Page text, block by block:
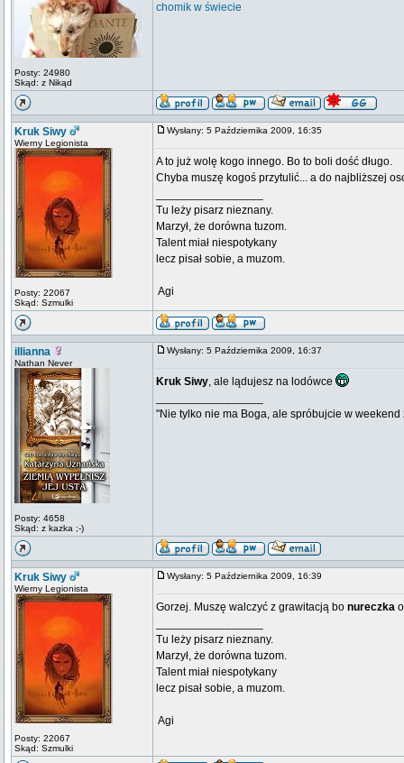
Posty: 24980
Skąd: z Nikąd
chomik w świecie
Kruk Siwy
Wierny Legionista
Posty: 22067
Skąd: Szmulki
Wysłany: 5 Października 2009, 16:35
A to już wolę kogo innego. Bo to boli dość długo.
Chyba muszę kogoś przytulić... a do najbliższej
Tu leży pisarz nieznany.
Marzył, że dorówna tuzom.
Talent miał niespotykany
lecz pisał sobie, a muzom.
 Agi
illianna
Nathan Never
Posty: 4658
Skąd: z kazka ;-)
Wysłany: 5 Października 2009, 16:37
Kruk Siwy, ale lądujesz na lodówce
"Nie tylko nie ma Boga, ale spróbujcie w
Kruk Siwy
Wierny Legionista
Posty: 22067
Skąd: Szmulki
Wysłany: 5 Października 2009, 16:39
Gorzej. Muszę walczyć z grawitacją bo nureczka
Tu leży pisarz nieznany.
Marzył, że dorówna tuzom.
Talent miał niespotykany
lecz pisał sobie, a muzom.
 Agi